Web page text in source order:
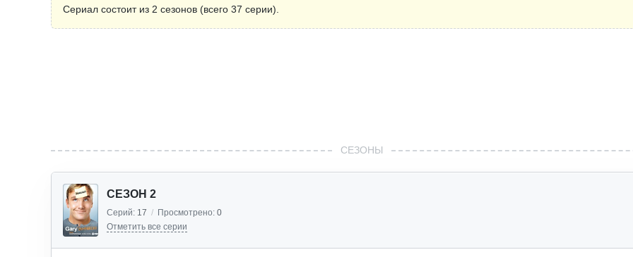
Сериал состоит из 2 сезонов (всего 37 серии).
СЕЗОНЫ
СЕЗОН 2
Серий: 17 / Просмотрено: 0
Отметить все серии